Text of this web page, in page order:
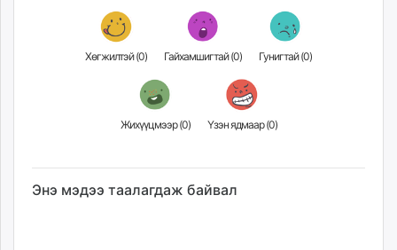
Хөгжилтэй (0) Гайхамшигтай (0) Гунигтай (0)
Жихүүцмээр (0) Үзэн ядмаар (0)
Энэ мэдээ таалагдаж байвал